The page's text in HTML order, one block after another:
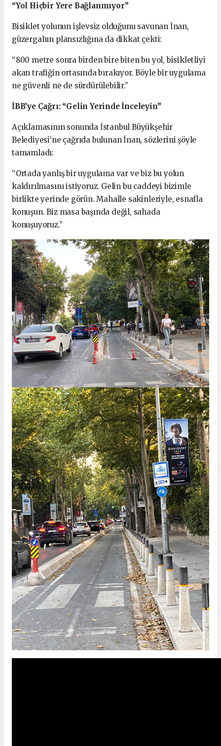
“Yol Hiçbir Yere Bağlanmıyor”
Bisiklet yolunun işlevsiz olduğunu savunan İnan,
güzergahın plansızlığına da dikkat çekti:
“800 metre sonra birden bire biten bu yol, bisikletliyi
akan trafiğin ortasında bırakıyor. Böyle bir uygulama
ne güvenli ne de sürdürülebilir.”
İBB’ye Çağrı: “Gelin Yerinde İnceleyin”
Açıklamasının sonunda İstanbul Büyükşehir
Belediyesi’ne çağrıda bulunan İnan, sözlerini şöyle
tamamladı:
“Ortada yanlış bir uygulama var ve biz bu yolun
kaldırılmasını istiyoruz. Gelin bu caddeyi bizimle
birlikte yerinde görün. Mahalle sakinleriyle, esnafla
konuşun. Biz masa başında değil, sahada
konuşuyoruz.”